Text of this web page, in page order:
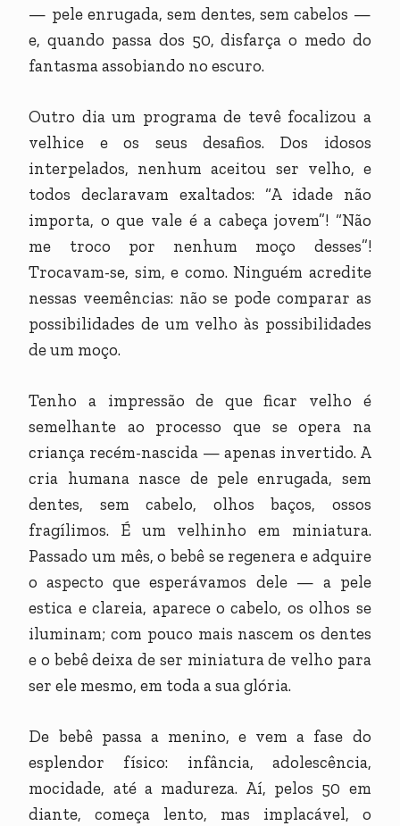
— pele enrugada, sem dentes, sem cabelos —
e, quando passa dos 50, disfarça o medo do
fantasma assobiando no escuro.
Outro dia um programa de tevê focalizou a
velhice e os seus desafios. Dos idosos
interpelados, nenhum aceitou ser velho, e
todos declaravam exaltados: “A idade não
importa, o que vale é a cabeça jovem”! “Não
me troco por nenhum moço desses”!
Trocavam-se, sim, e como. Ninguém acredite
nessas veemências: não se pode comparar as
possibilidades de um velho às possibilidades
de um moço.
Tenho a impressão de que ficar velho é
semelhante ao processo que se opera na
criança recém-nascida — apenas invertido. A
cria humana nasce de pele enrugada, sem
dentes, sem cabelo, olhos baços, ossos
fragílimos. É um velhinho em miniatura.
Passado um mês, o bebê se regenera e adquire
o aspecto que esperávamos dele — a pele
estica e clareia, aparece o cabelo, os olhos se
iluminam; com pouco mais nascem os dentes
e o bebê deixa de ser miniatura de velho para
ser ele mesmo, em toda a sua glória.
De bebê passa a menino, e vem a fase do
esplendor físico: infância, adolescência,
mocidade, até a madureza. Aí, pelos 50 em
diante, começa lento, mas implacável, o